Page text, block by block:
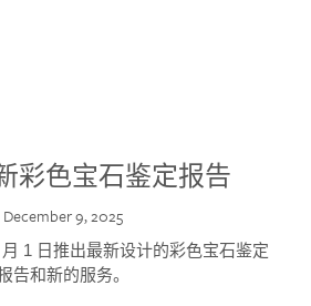
彩色宝石鉴定报告
December 9, 2025
1 日推出最新设计的彩色宝石鉴定
告和新的服务。